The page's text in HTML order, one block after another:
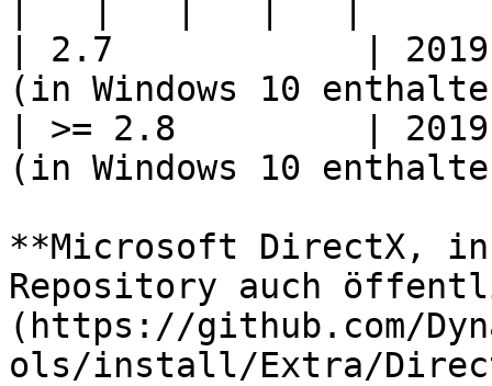
| 2.7            | 2019
(in Windows 10
| >= 2.8         | 2019
(in Windows 10
**Microsoft DirectX, in
Repository auch
(https://github.com/
ols/install/Extra/